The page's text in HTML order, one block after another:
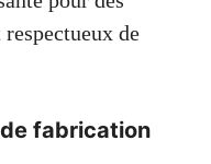
de
fabrication